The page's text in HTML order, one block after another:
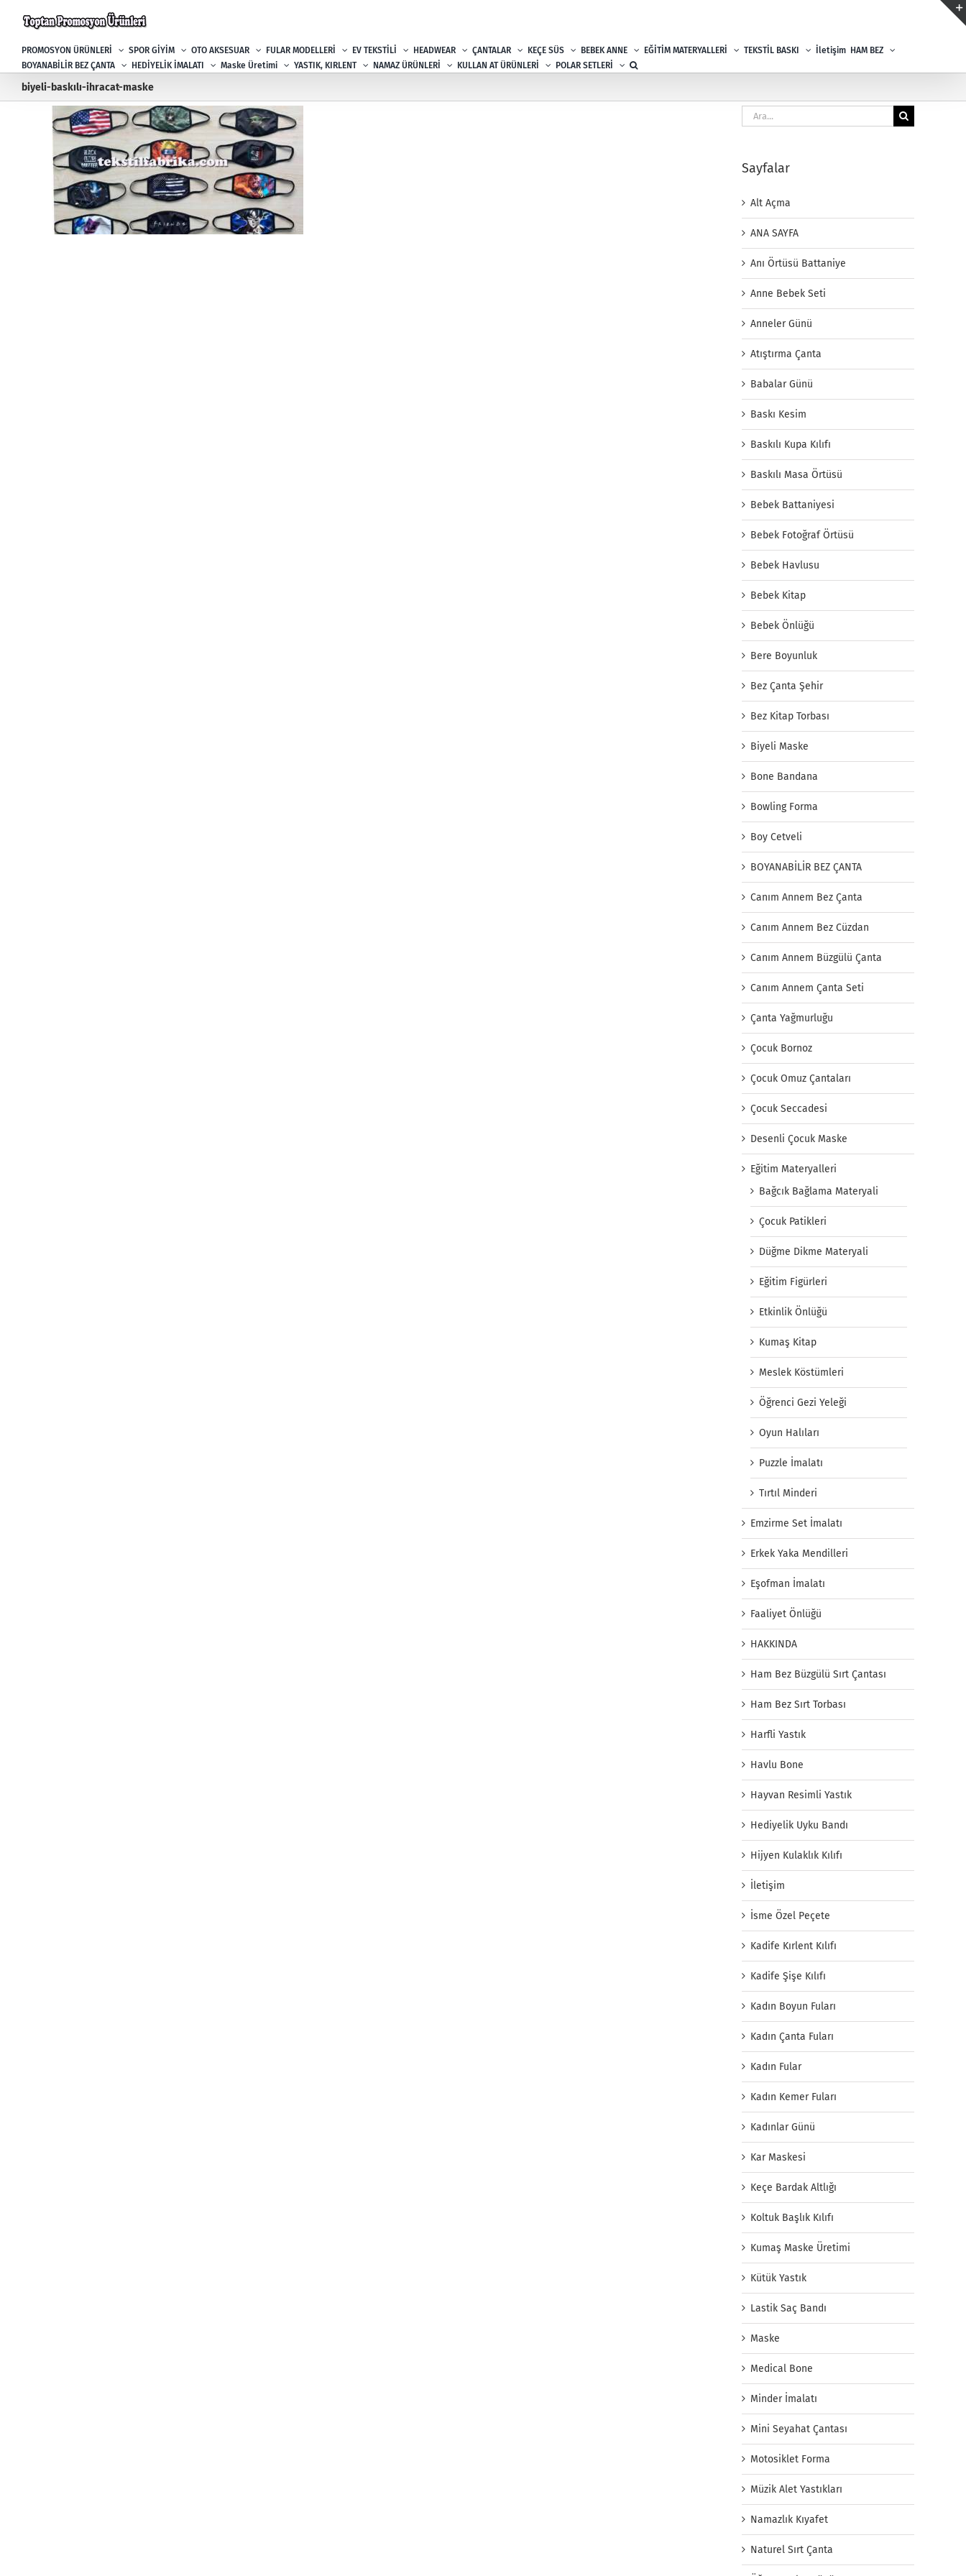
PROMOSYON ÜRÜNLERİ SPOR GİYİM OTO AKSESUAR FULAR MODELLERİ EV TEKSTİLİ HEADWEAR ÇANTALAR KEÇE SÜS BEBEK ANNE EĞİTİM MATERYALLERİ TEKSTİL BASKI İletişim HAM BEZ
BOYANABİLİR BEZ ÇANTA
HEDİYELİK İMALATI Maske Üretimi YASTIK, KIRLENT NAMAZ ÜRÜNLERİ KULLAN AT ÜRÜNLERİ POLAR SETLERİ
biyeli-baskılı-ihracat-maske
Ara:
Sayfalar
Alt Açma
ANA SAYFA
Anı Örtüsü Battaniye
Anne Bebek Seti
Anneler Günü
Atıştırma Çanta
Babalar Günü
Baskı Kesim
Baskılı Kupa Kılıfı
Baskılı Masa Örtüsü
Bebek Battaniyesi
Bebek Fotoğraf Örtüsü
Bebek Havlusu
Bebek Kitap
Bebek Önlüğü
Bere Boyunluk
Bez Çanta Şehir
Bez Kitap Torbası
Biyeli Maske
Bone Bandana
Bowling Forma
Boy Cetveli
BOYANABİLİR BEZ ÇANTA
Canım Annem Bez Çanta
Canım Annem Bez Cüzdan
Canım Annem Büzgülü Çanta
Canım Annem Çanta Seti
Çanta Yağmurluğu
Çocuk Bornoz
Çocuk Omuz Çantaları
Çocuk Seccadesi
Desenli Çocuk Maske
Eğitim Materyalleri
Bağcık Bağlama Materyali
Çocuk Patikleri
Düğme Dikme Materyali
Eğitim Figürleri
Etkinlik Önlüğü
Kumaş Kitap
Meslek Köstümleri
Öğrenci Gezi Yeleği
Oyun Halıları
Puzzle İmalatı
Tırtıl Minderi
Emzirme Set İmalatı
Erkek Yaka Mendilleri
Eşofman İmalatı
Faaliyet Önlüğü
HAKKINDA
Ham Bez Büzgülü Sırt Çantası
Ham Bez Sırt Torbası
Harfli Yastık
Havlu Bone
Hayvan Resimli Yastık
Hediyelik Uyku Bandı
Hijyen Kulaklık Kılıfı
İletişim
İsme Özel Peçete
Kadife Kırlent Kılıfı
Kadife Şişe Kılıfı
Kadın Boyun Fuları
Kadın Çanta Fuları
Kadın Fular
Kadın Kemer Fuları
Kadınlar Günü
Kar Maskesi
Keçe Bardak Altlığı
Koltuk Başlık Kılıfı
Kumaş Maske Üretimi
Kütük Yastık
Lastik Saç Bandı
Maske
Medical Bone
Minder İmalatı
Mini Seyahat Çantası
Motosiklet Forma
Müzik Alet Yastıkları
Namazlık Kıyafet
Naturel Sırt Çanta